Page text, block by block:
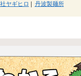
ヤギヒロ 丹波製麺所